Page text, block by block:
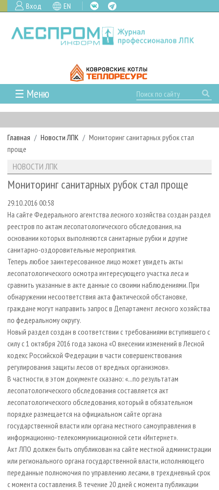
Вход EN
☰ Меню
ГЛАВНАЯ
РУБРИКИ И ТЕМЫ
РУБРИКИ ЖУРНАЛА
ЛЕСОЗАГОТОВКА
ЛЕСОПИЛЕНИЕ
ДЕРЕВООБРАБОТКА
СУШКА ДРЕВЕСИНЫ
ПРОИЗВОДСТВО ДРЕВЕСНЫХ ПЛИТ
ДЕРЕВЯННОЕ ДОМОСТРОЕНИЕ
ПРОИЗВОДСТВО МЕБЕЛИ
БИОЭНЕРГЕТИКА
ЦБП
ИНСТРУМЕНТ И МАТЕРИАЛЫ
НОВОСТИ
НОВОСТИ ЛПК
НОВОСТИ ЖУРНАЛА
НОВОСТИ КОМПАНИЙ
ПРОЕКТЫ ЛПИ
АНАЛИТИКА
ПРЕДПРИЯТИЯ ЛПК
ЛЕСНЫЕ РЕГИОНЫ РОССИИ
ПЕРСОНЫ
МОБИЛЬНЫЕ ВЫСТАВКИ
ОФИЦИАЛЬНЫЕ ДЕЛЕГАЦИИ
ПРИОРИТЕТНЫЕ ИНВЕСТПРОЕКТЫ
RUSSIAN FORESTRY REVIEW
ГАЗЕТА ЛЕСПРОМФОРУМ
БИБЛИОТЕКА СПЕЦИАЛИСТА
АРХИВ
АРХИВ ЖУРНАЛОВ
СТАТЬИ
ПОДПИСКА
КОНТАКТЫ
РЕКЛАМОДАТЕЛЯМ
РЕКЛАМА
РЕКЛАМА НА САЙТЕ
Главная Новости ЛПК
Мониторинг санитарных рубок стал
проще
НОВОСТИ ЛПК
Мониторинг санитарных рубок стал проще
29.10.2016 00:58
На сайте Федерального агентства лесного хозяйства создан раздел
реестров по актам лесопатологического обследования, на
основании которых выполняются санитарные рубки и другие
санитарно-оздоровительные мероприятия.
Теперь любое заинтересованное лицо может увидеть акты
лесопатологического осмотра интересующего участка леса и
сравнить указанные в акте данные со своими наблюдениями. При
обнаружении несоответствия акта фактической обстановке,
граждане могут направить запрос в Департамент лесного хозяйства
по федеральному округу.
Новый раздел создан в соответствии с требованиями вступившего с
силу с 1 октября 2016 года закона «О внесении изменений в Лесной
кодекс Российской Федерации в части совершенствования
регулирования защиты лесов от вредных организмов».
В частности, в этом документе сказано: «...по результатам
лесопатологического обследования составляется акт
лесопатологического обследования, который в обязательном
порядке размещается на официальном сайте органа
государственной власти или органа местного самоуправления в
информационно-телекоммуникационной сети «Интернет».
Акт ЛПО должен быть опубликован на сайте местной администрации
или регионального органа государственной власти, исполняющего
переданные полномочия по управлению лесами, в трехдневный срок
с момента составления. В течение 20 дней с момента публикации